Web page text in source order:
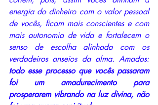
energia do dinheiro com o valor pessoal
de vocês, ficam mais conscientes e com
mais autonomia de vida e fortalecem o
senso de escolha alinhada com os
todo esse processo que vocês passaram
foi um amadurecimento para
prosperarem vibrando na luz divina, não